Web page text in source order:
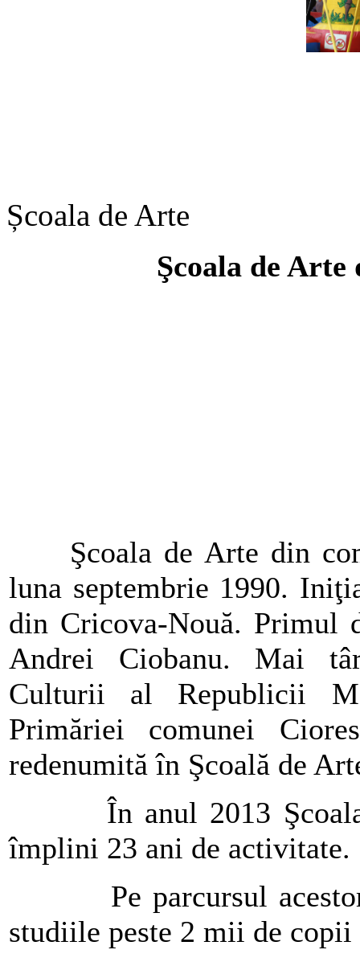
Școala de Arte
Şcoala de
Şcoala de Arte din
luna septembrie 1990.
din Cricova-Nouă. Primul
Andrei Ciobanu. Mai
Culturii al Republicii
Primăriei comunei
redenumită în Şcoală de
În anul 2013 Şcoala
împlini 23 ani de activitate.
Pe parcursul acestor
studiile peste 2 mii de